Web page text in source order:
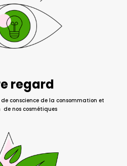
regard
conscience de la consommation et
de nos cosmétiques